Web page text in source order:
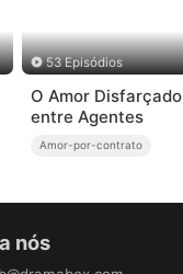
53 Episódios
O Amor Disfarçado
entre Agentes
Amor-por-contrato
nós